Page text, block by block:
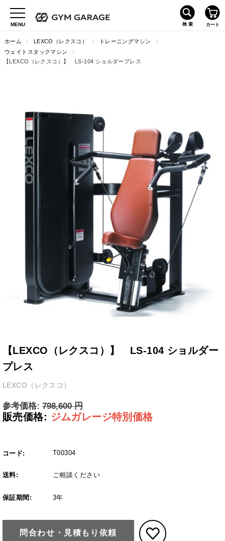
ホーム / LEXCO（レクスコ） / トレーニングマシン
/
ウェイトスタックマシン
/
【LEXCO（レクスコ）】 LS-104 ショルダープレス
【LEXCO（レクスコ）】 LS-104 ショルダー
プレス
LEXCO（レクスコ）
参考価格: 798,600 円
販売価格: ジムガレージ特別価格
コード: T00304
送料: ご相談ください
保証期間: 3年
問合わせ・見積もり依頼